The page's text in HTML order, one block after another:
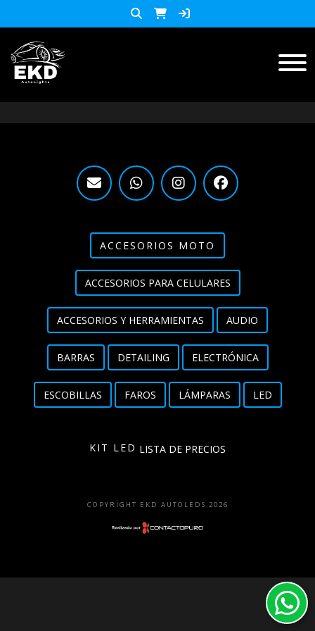
ACCESORIOS MOTO
Accesorios y herramientas
Audio
Barras
Detailing
Electrónica
Escobillas
Lista de PreciosACCESORIOS MOTO
ACCESORIOS PARA CELULARES
ACCESORIOS Y HERRAMIENTAS AUDIO
BARRAS DETAILING ELECTRÓNICA
ESCOBILLAS FAROS LÁMPARAS LED
KIT LED LISTA DE PRECIOS
COPYRIGHT EKD AUTOLEDS 2026